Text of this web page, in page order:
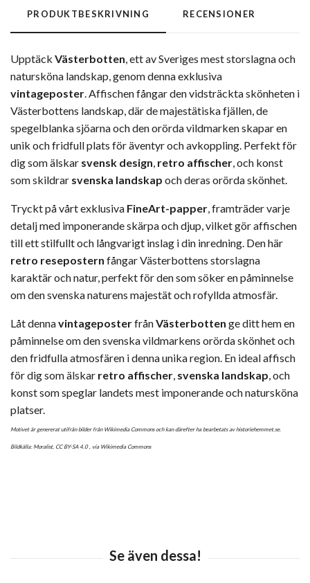
PRODUKTBESKRIVNING RECENSIONER
Upptäck Västerbotten, ett av Sveriges mest storslagna och
natursköna landskap, genom denna exklusiva
vintageposter. Affischen fångar den vidsträckta skönheten i
Västerbottens landskap, där de majestätiska fjällen, de
spegelblanka sjöarna och den orörda vildmarken skapar en
unik och fridfull plats för äventyr och avkoppling. Perfekt för
dig som älskar svensk design, retro affischer, och konst
som skildrar svenska landskap och deras orörda skönhet.
Tryckt på vårt exklusiva FineArt-papper, framträder varje
detalj med imponerande skärpa och djup, vilket gör affischen
till ett stilfullt och långvarigt inslag i din inredning. Den här
retro resepostern fångar Västerbottens storslagna
karaktär och natur, perfekt för den som söker en påminnelse
om den svenska naturens majestät och rofyllda atmosfär.
Låt dennavintageposterfrånVästerbotten ge ditt hem en
påminnelse om den svenska vildmarkens orörda skönhet och
den fridfulla atmosfären i denna unika region. En ideal affisch
för dig som älskar retro affischer, svenska landskap, och
konst som speglar landets mest imponerande och natursköna
platser.
Motivet är genererat utifrån bilder från Wikimedia Commons och kan därefter ha bearbetats av historiehemmet.se.
Bildkälla: Moralist, CC BY-SA 4.0, via Wikimedia Commons